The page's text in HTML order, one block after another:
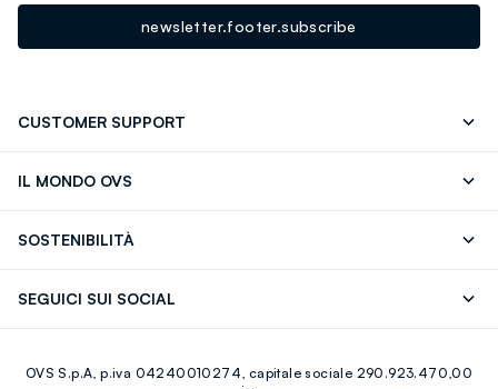
newsletter.footer.subscribe
CUSTOMER SUPPORT
IL MONDO OVS
Giftcard
SOSTENIBILITÀ
SEGUICI SUI SOCIAL
Youtube Linkedin
OVS S.p.A, p.iva 04240010274, capitale sociale 290.923.470,00